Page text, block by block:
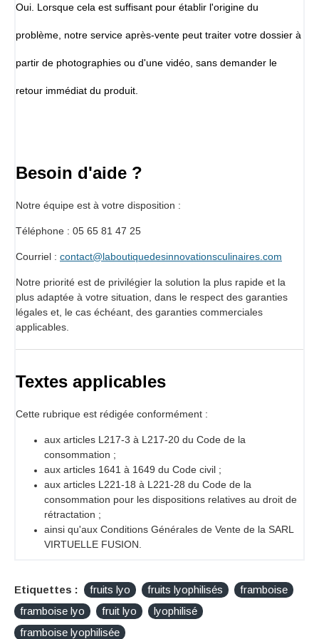
Oui. Lorsque cela est suffisant pour établir l'origine du
problème, notre service après-vente peut traiter votre dossier à
partir de photographies ou d'une vidéo, sans demander le
retour immédiat du produit.
Besoin d'aide ?
Notre équipe est à votre disposition :
Téléphone : 05 65 81 47 25
Courriel : contact@laboutiquedesinnovationsculinaires.com
Notre priorité est de privilégier la solution la plus rapide et la
plus adaptée à votre situation, dans le respect des garanties
légales et, le cas échéant, des garanties commerciales
applicables.
Textes applicables
Cette rubrique est rédigée conformément :
aux articles L217-3 à L217-20 du Code de la
consommation ;
aux articles 1641 à 1649 du Code civil ;
aux articles L221-18 à L221-28 du Code de la
consommation pour les dispositions relatives au droit de
rétractation ;
ainsi qu'aux Conditions Générales de Vente de la SARL
VIRTUELLE FUSION.
Etiquettes : fruits lyo fruits lyophilisés
framboise
framboise lyo
fruit lyo
lyophilisé
framboise lyophilisée